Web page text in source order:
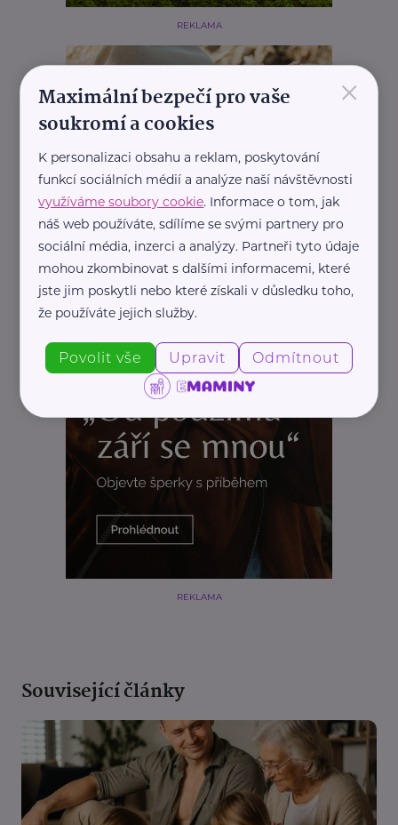
REKLAMA
REKLAMA
Související články
×
Maximální bezpečí pro vaše
soukromí a cookies
K personalizaci obsahu a reklam, poskytování
funkcí sociálních médií a analýze naší návštěvnosti
využíváme soubory cookie. Informace o tom, jak
náš web používáte, sdílíme se svými partnery pro
sociální média, inzerci a analýzy. Partneři tyto údaje
mohou zkombinovat s dalšími informacemi, které
jste jim poskytli nebo které získali v důsledku toho,
že používáte jejich služby.
Povolit vše Upravit Odmítnout